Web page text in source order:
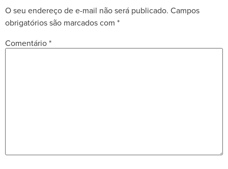
O seu endereço de e-mail não será publicado. Campos
obrigatórios são marcados com *
Comentário*